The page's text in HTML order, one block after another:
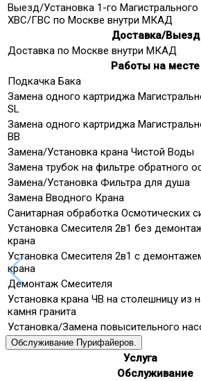
Выезд/Установка 1-го Магистрального
ХВС/ГВС по Москве внутри МКАД
Доставка/Выезд
Доставка по Москве внутри МКАД
Работы на месте
Подкачка Бака
Замена одного картриджа
SL
Замена одного картриджа
ВВ
Замена/Установка крана Чистой Воды
Замена трубок на фильтре обратного
Замена/Установка Фильтра для душа
Замена Вводного Крана
Санитарная обработка Осмотических
Установка Смесителя 2в1 без
крана
Установка Смесителя 2в1 с
крана
Демонтаж Смесителя
Установка крана ЧВ на столешницу из
камня гранита
Установка/Замена повысительного
Обслуживание Пурифайеров.
Услуга
Обслуживание